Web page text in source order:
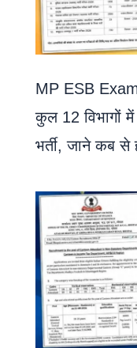
MP ESB
कुल 12 विभागों
भर्ती, जाने कब से